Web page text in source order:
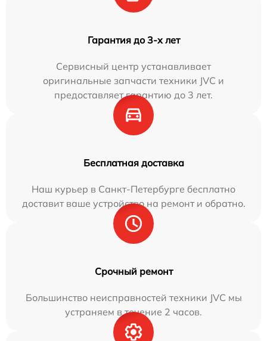
Гарантия до 3-х лет
Сервисный центр устанавливает
оригинальные запчасти техники JVC и
предоставляет гарантию до 3 лет.
Бесплатная доставка
Наш курьер в Санкт-Петербурге бесплатно
доставит ваше устройство на ремонт и обратно.
Срочный ремонт
Большинство неисправностей техники JVC мы
устраняем в течение 2 часов.